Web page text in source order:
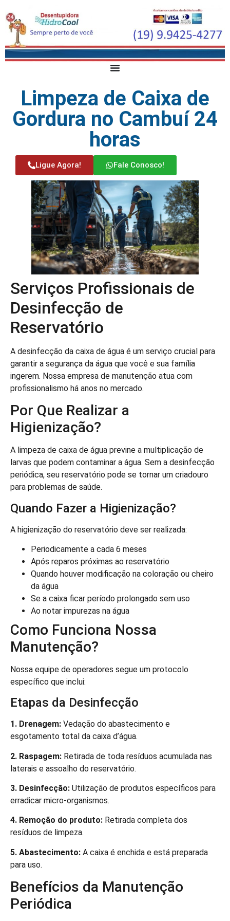
Limpeza de Caixa de
Gordura no Cambuí 24
horas
Ligue Agora! Fale Conosco!
Serviços Profissionais de
Desinfecção de
Reservatório
A desinfecção da caixa de água é um serviço crucial para
garantir a segurança da água que você e sua família
ingerem. Nossa empresa de manutenção atua com
profissionalismo há anos no mercado.
Por Que Realizar a
Higienização?
A limpeza de caixa de água previne a multiplicação de
larvas que podem contaminar a água. Sem a desinfecção
periódica, seu reservatório pode se tornar um criadouro
para problemas de saúde.
Quando Fazer a Higienização?
A higienização do reservatório deve ser realizada:
Periodicamente a cada 6 meses
Após reparos próximas ao reservatório
Quando houver modificação na coloração ou cheiro
da água
Se a caixa ficar período prolongado sem uso
Ao notar impurezas na água
Como Funciona Nossa
Manutenção?
Nossa equipe de operadores segue um protocolo
específico que inclui:
Etapas da Desinfecção
1. Drenagem: Vedação do abastecimento e
esgotamento total da caixa d’água.
2. Raspagem: Retirada de toda resíduos acumulada nas
laterais e assoalho do reservatório.
3. Desinfecção: Utilização de produtos específicos para
erradicar micro-organismos.
4. Remoção do produto: Retirada completa dos
resíduos de limpeza.
5. Abastecimento: A caixa é enchida e está preparada
para uso.
Benefícios da Manutenção
Periódica